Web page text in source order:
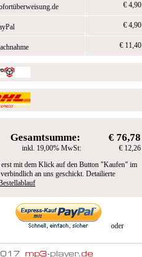
€ 4,90
€ 4,90
€ 11,40
Gesamtsumme: € 76,78
inkl. 19,00% MwSt:
€ 12,26
mit dem Klick auf den Button "Kaufen" im
an uns geschickt. Detailierte
oder